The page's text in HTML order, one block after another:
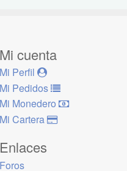
Mi cuenta
Mi Perfil
Mi Pedidos
Mi Monedero
Mi Cartera
Enlaces
Foros